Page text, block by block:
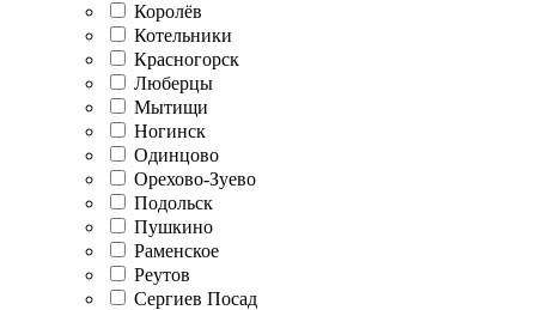
Королёв
Котельники
Красногорск
Люберцы
Мытищи
Ногинск
Одинцово
Орехово-Зуево
Подольск
Пушкино
Раменское
Реутов
Сергиев Посад